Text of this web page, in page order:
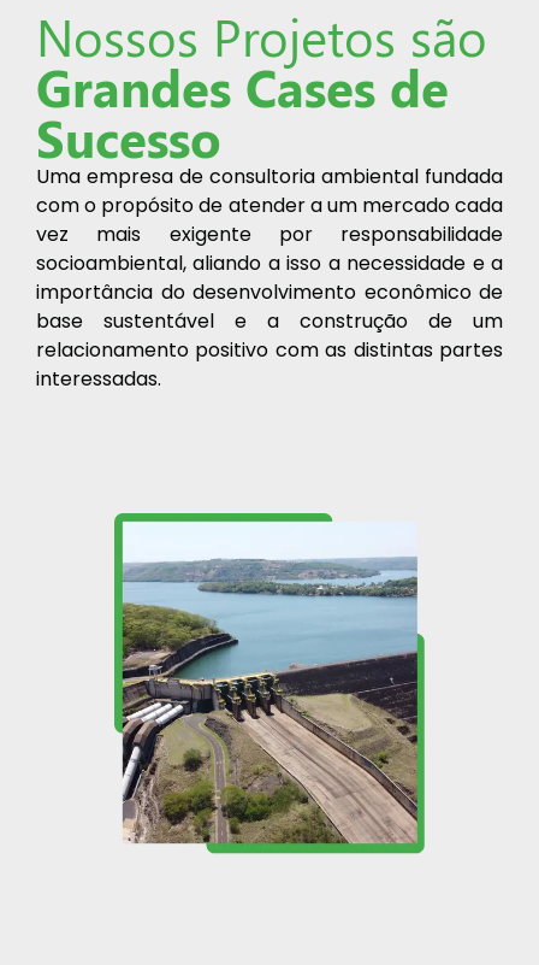
Nossos Projetos são
Grandes Cases de
Sucesso
Uma empresa de consultoria ambiental fundada
com o propósito de atender a um mercado cada
vez mais exigente por responsabilidade
socioambiental, aliando a isso a necessidade e a
importância do desenvolvimento econômico de
base sustentável e a construção de um
relacionamento positivo com as distintas partes
interessadas.